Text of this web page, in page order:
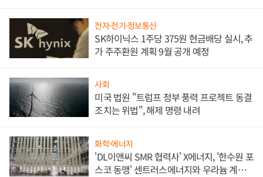
전자·전기·정보통신
SK하이닉스 1주당 375원 현금배당 실시, 추
가 주주환원 계획 9월 공개 예정
사회
미국 법원 "트럼프 정부 풍력 프로젝트 동결
조치는 위법", 해제 명령 내려
화학·에너지
'DL이앤씨 SMR 협력사' X에너지, '한수원 포
스코 동맹' 센트러스에너지와 우라늄 계약